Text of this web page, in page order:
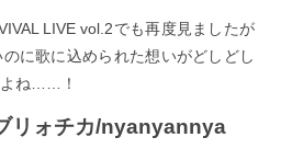
LIVE vol.2でも再度見ましたが
に歌に込められた想いがどしどし
よね……！
リォチカ/nyanyannya